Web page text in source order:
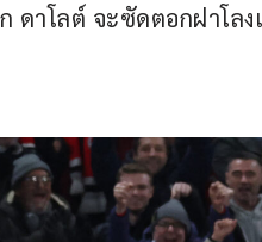
าโลต์ จะซัดตอกฝาโล